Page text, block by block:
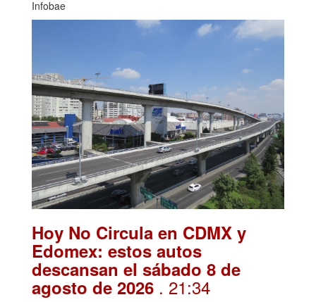
Infobae
Hoy No Circula en CDMX y
Edomex: estos autos
descansan el sábado 8 de
agosto de 2026 . 21:34